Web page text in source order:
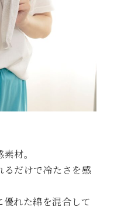
材。
るだけで冷たさを感
れた綿を混合して